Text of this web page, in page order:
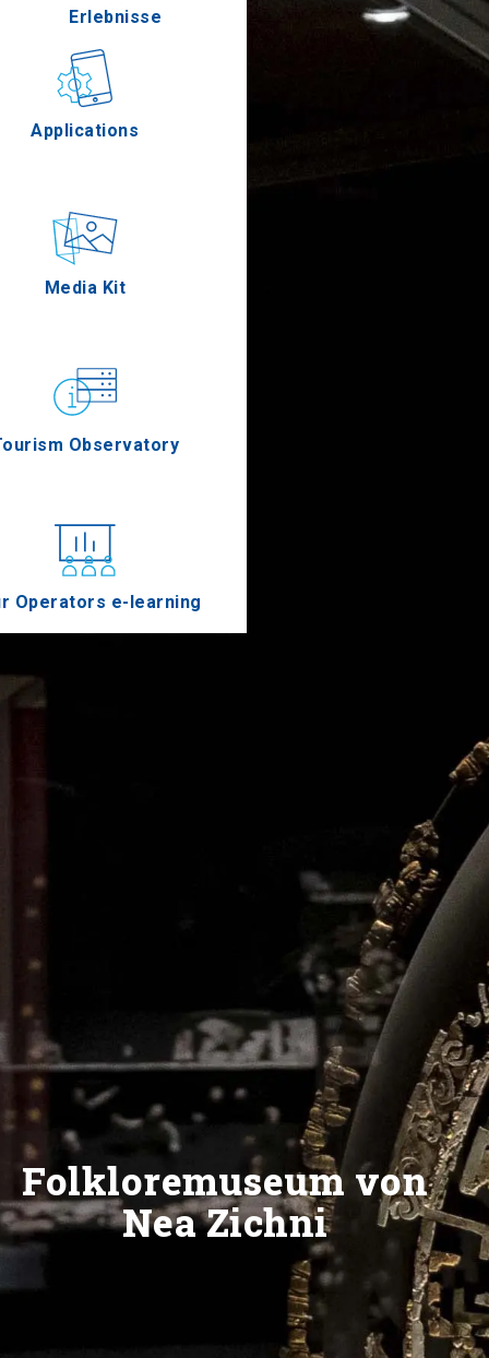
Gastronomie
Ereignisse
Applications
Media Kit
Observatory
Operators e-learning
Erlebnisse
Folkloremuseum von
Nea Zichni